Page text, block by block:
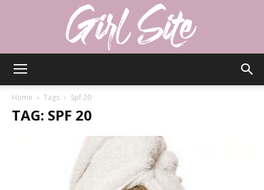
Home Tags Spf 20
TAG: SPF 20